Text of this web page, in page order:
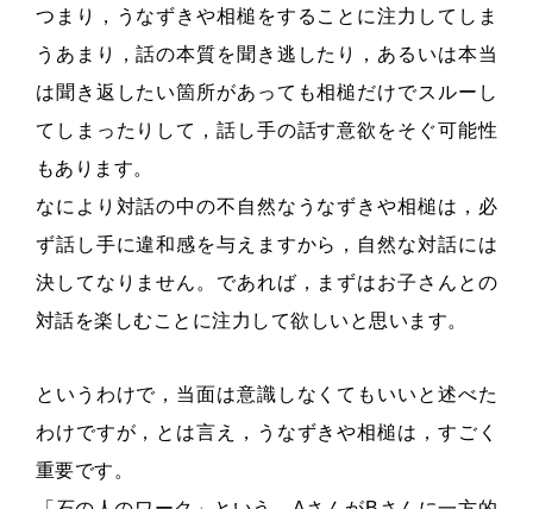
つまり，うなずきや相槌をすることに注力してしま
うあまり，話の本質を聞き逃したり，あるいは本当
は聞き返したい箇所があっても相槌だけでスルーし
てしまったりして，話し手の話す意欲をそぐ可能性
もあります。
なにより対話の中の不自然なうなずきや相槌は，必
ず話し手に違和感を与えますから，自然な対話には
決してなりません。であれば，まずはお子さんとの
対話を楽しむことに注力して欲しいと思います。
というわけで，当面は意識しなくてもいいと述べた
わけですが，とは言え，うなずきや相槌は，すごく
重要です。